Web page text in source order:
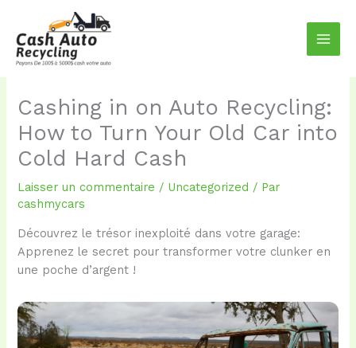
contenu
Cashing in on Auto Recycling:
How to Turn Your Old Car into
Cold Hard Cash
Laisser un commentaire / Uncategorized / Par
cashmycars
Découvrez le trésor inexploité dans votre garage:
Apprenez le secret pour transformer votre clunker en
une poche d’argent !